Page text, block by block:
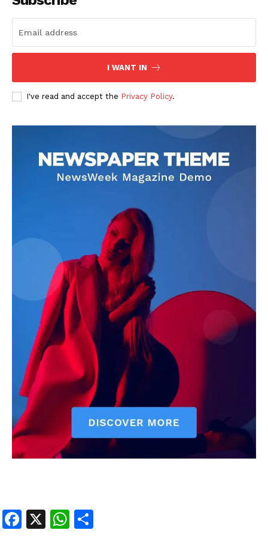
AIN NEWS 1
Contact Us
Privacy Policy
Terms of Use Agreement
Facebook
X WhatsApp
Share
I WANT IN
I've read and accept the Privacy Policy.
Facebook
X WhatsApp